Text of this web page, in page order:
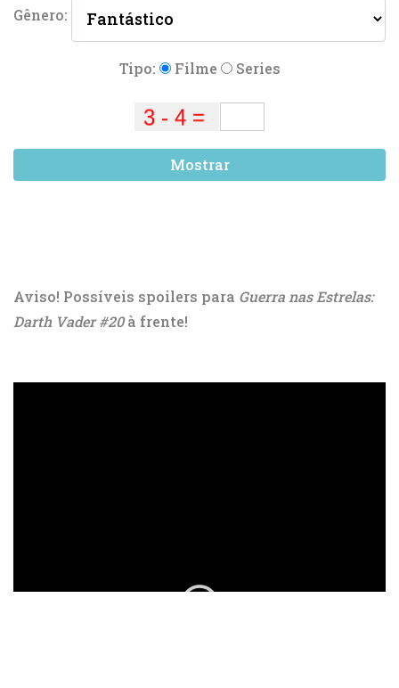
Gênero:
Tipo: Filme Series
Mostrar
Aviso! Possíveis spoilers para Guerra nas Estrelas:
Darth Vader #20à frente!